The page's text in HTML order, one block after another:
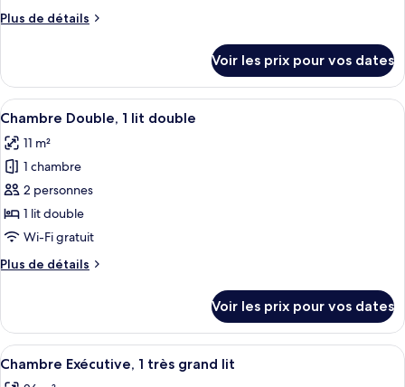
chambre :
2
lits
doubles
Plus de détails
Plus
le
type
de
Chambre
Supérieure,
lits
doubles
Voir les prix pour vos dates
Afficher
toutes
les
photos
pour
ce
type
chambre :
lit
double
Une chambre d’hôtel avec un
5
Chambre Double, 1 lit double
11 m²
1 chambre
2 personnes
1 lit double
Wi-Fi gratuit
Plus de détails
Plus
le
type
de
Voir les prix pour vos dates
Afficher
toutes
Un lit bien fait, avec du linge de lit
5
Chambre Exécutive, 1 très grand lit